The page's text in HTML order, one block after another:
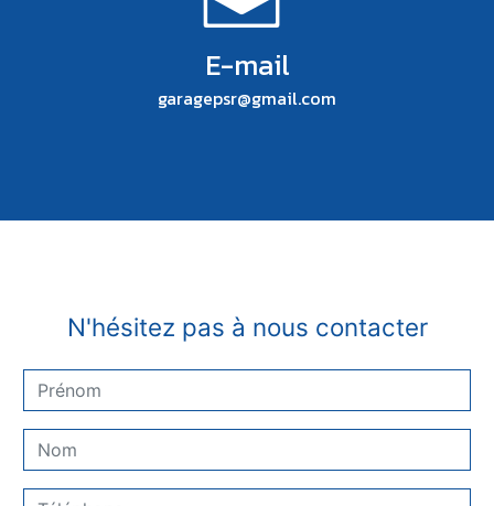
E-mail
garagepsr@gmail.com
N'hésitez pas à nous contacter